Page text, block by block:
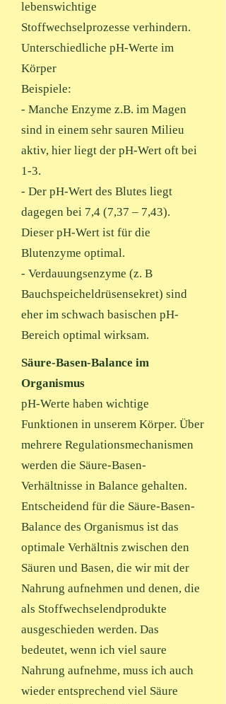
lebenswichtige
Stoffwechselprozesse verhindern.
Unterschiedliche pH-Werte im
Körper
Beispiele:
- Manche Enzyme z.B. im Magen
sind in einem sehr sauren Milieu
aktiv, hier liegt der pH-Wert oft bei
1-3.
- Der pH-Wert des Blutes liegt
dagegen bei 7,4 (7,37 – 7,43).
Dieser pH-Wert ist für die
Blutenzyme optimal.
- Verdauungsenzyme (z. B
Bauchspeicheldrüsensekret) sind
eher im schwach basischen pH-
Bereich optimal wirksam.
Säure-Basen-Balance im
Organismus
pH-Werte haben wichtige
Funktionen in unserem Körper. Über
mehrere Regulationsmechanismen
werden die Säure-Basen-
Verhältnisse in Balance gehalten.
Entscheidend für die Säure-Basen-
Balance des Organismus ist das
optimale Verhältnis zwischen den
Säuren und Basen, die wir mit der
Nahrung aufnehmen und denen, die
als Stoffwechselendprodukte
ausgeschieden werden. Das
bedeutet, wenn ich viel saure
Nahrung aufnehme, muss ich auch
wieder entsprechend viel Säure